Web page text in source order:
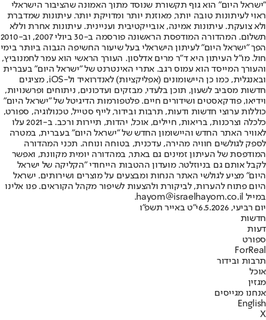
"ישראל היום" הוא גוף תקשורת שנוסד מתוך האמונה שהציבור הישראלי
ראוי לעיתונות טובה יותר, מאוזנת יותר ומדויקת יותר. עיתונות שמדברת
ולא צועקת. עיתונות אמינה, אובייקטיבית ועניינית. עיתונות אחרת וללא
תשלום. המהדורה המודפסת הראשונה פורסמה ב-30 ביולי 2007, וב-2010
הפך "ישראל היום" לעיתון הישראלי בעל שיעור החשיפה הגבוה ביותר בימי
חול. מו"ל העיתון היא ד"ר מרים אדלסון. העורך הראשי הוא עמר לחמנוביץ,
והעורך המייסד הוא עמוס רגב. אתרי האינטרנט של "ישראל היום" בעברית
ובאנגלית, כמו כן היישומונים (אפליקציות) לאנדרואיד ול-iOS, מציגים
חדשות מסביב לשעון, תוכן בלעדי, מבזקים ועדכונים, ניתוחים ופרשנויות,
וידיאו, פודקאסטים ושידורים חיים. פלטפורמות הדיגיטל של "ישראל היום"
כוללות ערוצי חדשות ודעות, תרבות ובידור, לייף סטייל, טכנולוגיה, ספורט,
כלכלה וצרכנות, בריאות, חיילים, אוכל, יהדות, תיירות ורכב. ב-2021 עלו
לאוויר האתר החדש והיישומון החדש של "ישראל היום" בעברית, במטרה
לספק לגולשים חוויה מהירה, עדכנית, בטוחה ונוחה. תכני המהדורה
המודפסת של העיתון זמינים גם באתר, במהדורה יומית מקוונת, ואפשר
לקבל אותם גם בניוזלטר. מועדון ההטבות הייחודי "הקליקה של ישראל
היום" מציע לגולשי האתר הנחות ומבצעים על מוצרים ושירותים. ישראל
היום פתוח להערות, לביקורת ולהצעות לשיפור מקהל הקוראים. פנו אלינו
במייל hayom@israelhayom.co.il.
יום רביעי, 6.5.2026
י"ט באייר תשפ"ו
חדשות
דעות
ספורט
ForReal
תרבות ובידור
אוכל
מגזין
אנחנו מגייסים
English
X